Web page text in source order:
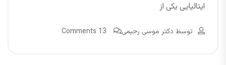
ایتالیایی یکی از
توسط دکتر موسی رحیمی 13 Comments